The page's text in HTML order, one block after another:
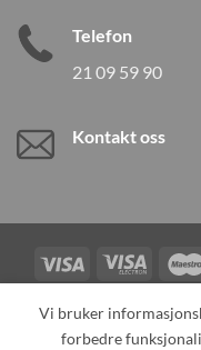
Telefon
21 09 59 90
Kontakt oss
Visa
Visa
Vi bruker
forbedre